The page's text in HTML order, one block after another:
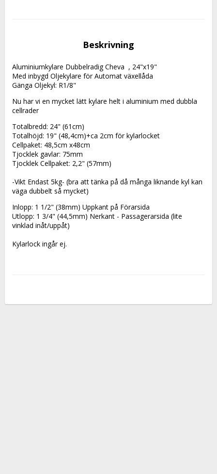
Beskrivning
Aluminiumkylare Dubbelradig Cheva  , 24"x19"
Med inbygd Oljekylare för Automat växellåda
Gänga Oljekyl: R1/8"
Nu har vi en mycket lätt kylare helt i aluminium med dubbla
cellrader
Totalbredd: 24" (61cm)
Totalhöjd: 19" (48,4cm)+ca 2cm för kylarlocket
Cellpaket: 48,5cm x48cm
Tjocklek gavlar: 75mm
Tjocklek Cellpaket: 2,2" (57mm)
-Vikt Endast 5kg- (bra att tänka på då många liknande kyl kan
väga dubbelt så mycket)
Inlopp: 1 1/2" (38mm) Uppkant på Förarsida
Utlopp: 1 3/4" (44,5mm) Nerkant - Passagerarsida (lite
vinklad inåt/uppåt)
Kylarlock ingår ej.